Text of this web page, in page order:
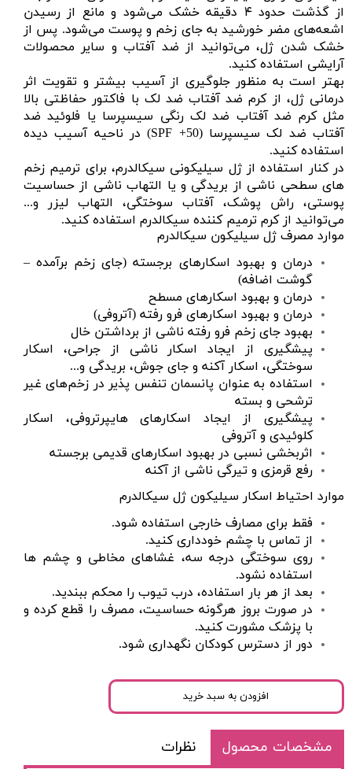
از گذشت حدود ۴ دقیقه خشک می‌شود و مانع از رسیدن
اشعه‌های مضر خورشید به جای زخم و پوست می‌شود. پس از
خشک شدن ژل، می‌توانید از ضد آفتاب و سایر محصولات
آرایشی استفاده کنید.
بهتر است به منظور جلوگیری از آسیب بیشتر و تقویت اثر
درمانی ژل، از کرم ضد آفتاب ضد لک با فاکتور حفاظتی بالا
مثلکرم ضد آفتاب ضد لک رنگی سیسپرسا یا فلوئید ضد
آفتاب ضد لک سیسپرسا
(SPF +50) در ناحیه آسیب دیده
استفاده کنید.
در کنار استفاده از ژل سیلیکونی سیکالدرم، برای ترمیم زخم
های سطحی ناشی از بریدگی و یا التهاب ناشی از حساسیت
پوستی، راش پوشک،آفتاب سوختگی، التهاب لیزر
و...
می‌توانید ازکرم ترمیم کننده سیکالدرم استفاده کنید.
موارد مصرف ژل سیلیکون سیکالدرم
درمان و بهبود اسکارهای برجسته(جای زخم برآمده –
گوشت اضافه)
درمان و بهبود اسکارهای مسطح
درمان و بهبود اسکارهای فرو رفته (آتروفی)
بهبود جای زخم فرو رفته ناشی از برداشتن خال
پیشگیری از ایجاد اسکار ناشی از جراحی، اسکار
سوختگی، اسکار آکنه و جای جوش، بریدگی و...
استفاده به عنوان پانسمان تنفس پذیر در زخم‌های غیر
ترشحی و بسته
پیشگیری از ایجاد اسکارهایهایپرتروفی، اسکار
کلوئیدی وآتروفی
اثربخشی نسبی در بهبود اسکارهای قدیمی برجسته
رفع قرمزی و تیرگی‌ ناشی از آکنه
موارد احتیاط اسکار سیلیکون ژل سیکالدرم
فقط برای مصارف خارجی استفاده شود.
از تماس با چشم خودداری کنید.
روی سوختگی درجه سه، غشاهای مخاطی و چشم ها
استفاده نشود.
بعد از هر بار استفاده، درب تیوب را محکم ببندید.
در صورت بروز هرگونه حساسیت، مصرف را قطع کرده و
با پزشک مشورت کنید.
دور از دسترس کودکان نگهداری شود.
افزودن به سبد خرید
مشخصات محصول نظرات